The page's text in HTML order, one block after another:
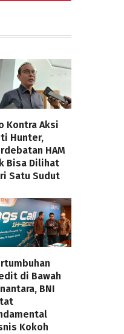
Kontra Aksi
Hunter,
HAM
Bisa Dilihat
Satu Sudut
di Bawah
BNI
Kokoh